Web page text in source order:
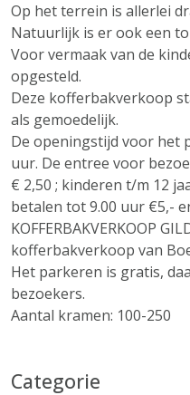
Op het terrein is allerlei
Natuurlijk is er ook een
Voor vermaak van de
opgesteld.
Deze kofferbakverkoop
als gemoedelijk.
De openingstijd voor het
uur. De entree voor
€ 2,50 ; kinderen t/m 12
betalen tot 9.00 uur €5,-
KOFFERBAKVERKOOP
kofferbakverkoop van
Het parkeren is gratis,
bezoekers.
Aantal kramen: 100-250
Categorie